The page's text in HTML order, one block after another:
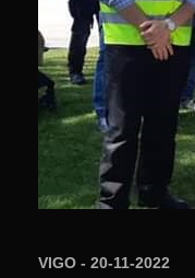
VIGO - 20-11-2022